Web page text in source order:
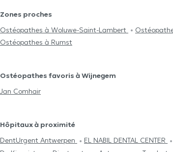
Zones proches
Ostéopathes à Woluwe-Saint-Lambert
Ostéopathes à Rumst
Ostéopathes favoris à Wijnegem
Jan Comhair
Hôpitaux à proximité
DentUrgent Antwerpen
EL NABIL DENTAL CENTER